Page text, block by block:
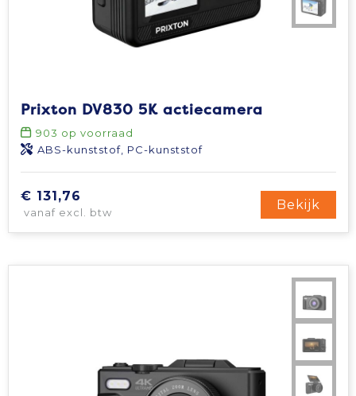
Prixton DV830 5K actiecamera
903 op voorraad
ABS-kunststof, PC-kunststof
€ 131,76
vanaf excl. btw
Bekijk